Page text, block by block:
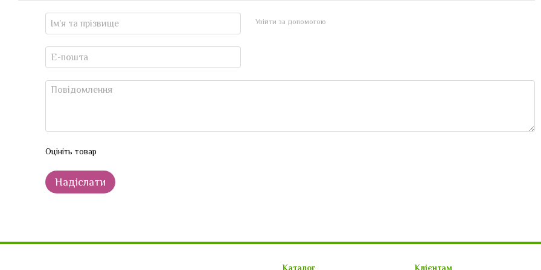
Увійти за допомогою
Оцініть товар
Надіслати
Каталог Клієнтам